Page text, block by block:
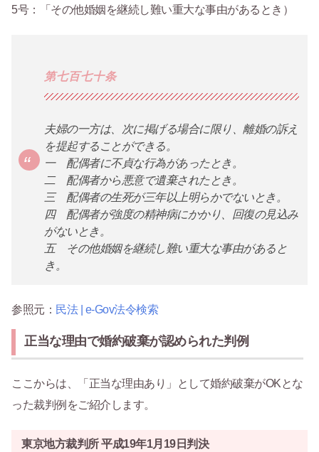
5号：「その他婚姻を継続し難い重大な事由があるとき）
第七百七十条
夫婦の一方は、次に掲げる場合に限り、離婚の訴え
を提起することができる。
一 配偶者に不貞な行為があったとき。
二 配偶者から悪意で遺棄されたとき。
三 配偶者の生死が三年以上明らかでないとき。
四 配偶者が強度の精神病にかかり、回復の見込み
がないとき。
五 その他婚姻を継続し難い重大な事由があると
き。
参照元： 民法 | e-Gov法令検索
正当な理由で婚約破棄が認められた判例
ここからは、「正当な理由あり」として婚約破棄がOKとな
った裁判例をご紹介します。
東京地方裁判所 平成19年1月19日判決